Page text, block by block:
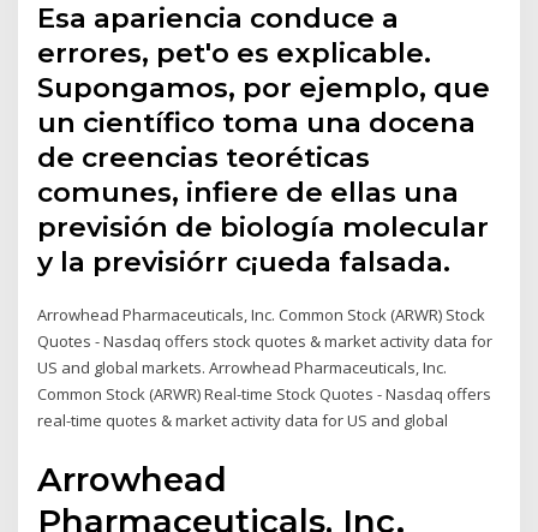
Esa apariencia conduce a
errores, pet'o es explicable.
Supongamos, por ejemplo, que
un científico toma una docena
de creencias teoréticas
comunes, infiere de ellas una
previsión de biología molecular
y la previsiórr c¡ueda falsada.
Arrowhead Pharmaceuticals, Inc. Common Stock (ARWR) Stock
Quotes - Nasdaq offers stock quotes & market activity data for
US and global markets. Arrowhead Pharmaceuticals, Inc.
Common Stock (ARWR) Real-time Stock Quotes - Nasdaq offers
real-time quotes & market activity data for US and global
Arrowhead
Pharmaceuticals, Inc.